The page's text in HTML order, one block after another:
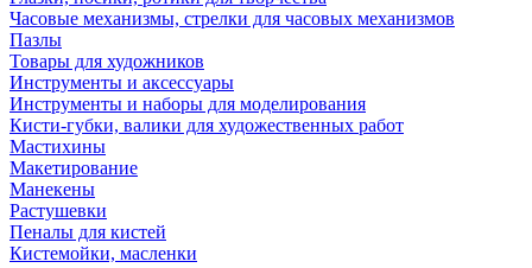
Часовые механизмы, стрелки для часовых механизмов
Пазлы
Товары для художников
Инструменты и аксессуары
Инструменты и наборы для моделирования
Кисти-губки, валики для художественных работ
Мастихины
Макетирование
Манекены
Растушевки
Пеналы для кистей
Кистемойки, масленки